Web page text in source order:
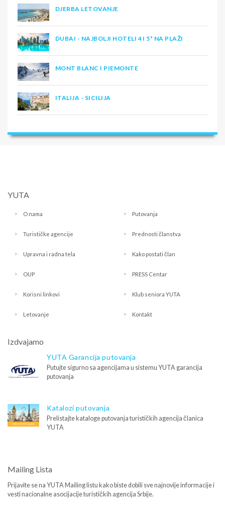
DJERBA LETOVANJE
DUBAI - NAJBOLJI HOTELI 4 I 5* NA PLAŽI
MONT BLANC I PIEMONTE
ITALIJA - SICILIJA
YUTA
O nama Putovanja
Turističke agencije Prednosti članstva
Upravna i radna tela Kako postati član
OUP PRESS Centar
Korisni linkovi Klub seniora YUTA
Letovanje Kontakt
Izdvajamo
YUTA Garancija putovanja
Putujte sigurno sa agencijama u sistemu YUTA garancija
putovanja
Katalozi putovanja
Prelistajte kataloge putovanja turističkih agencija članica
YUTA
Mailing Lista
Prijavite se na YUTA Mailing listu kako biste dobili sve najnovije informacije i
vesti nacionalne asocijacije turističkih agencija Srbije.